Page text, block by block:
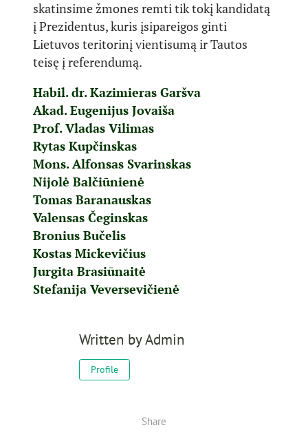
skatinsime žmones remti tik tokį kandidatą
į Prezidentus, kuris įsipareigos ginti
Lietuvos teritorinį vientisumą ir Tautos
teisę į referendumą.
Habil. dr. Kazimieras Garšva
Akad. Eugenijus Jovaiša
Prof. Vladas Vilimas
Rytas Kupčinskas
Mons. Alfonsas Svarinskas
Nijolė Balčiūnienė
Tomas Baranauskas
Valensas Čeginskas
Bronius Bučelis
Kostas Mickevičius
Jurgita Brasiūnaitė
Stefanija Veversevičienė
Written byAdmin
Profile
Share